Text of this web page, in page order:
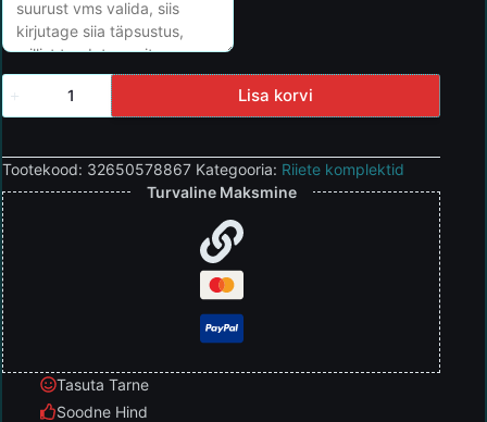
Lisa korvi
Tootekood: 32650578867 Kategooria: Riiete komplektid
Turvaline Maksmine
Tasuta Tarne
Soodne Hind